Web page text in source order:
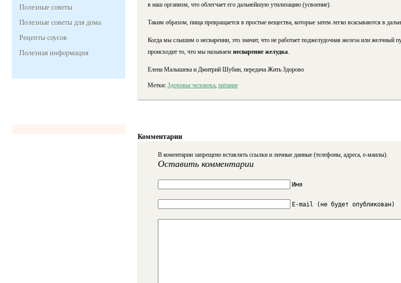
Полезные советы
Полезные советы для дома
Рецепты соусов
Полезная информация
в наш организм, что облегчает его дальнейшую утилизацию (усвоение).
Таким образом, пища превращается в простые вещества, которые затем легко всасываются в
Когда мы слышим о несварении, это значит, что не работает поджелудочная железа или желчный
происходит то, что мы называем несварение желудка.
Елена Малышева и Дмитрий Шубин, передача Жить Здорово
Метки: Здоровье человека, питание
Комментарии
В коментарии запрещено вставлять ссылки и личные данные (телефоны, адреса, е-маилы).
Оставить комментарии
Имя
E-mail (не будет опубликован)